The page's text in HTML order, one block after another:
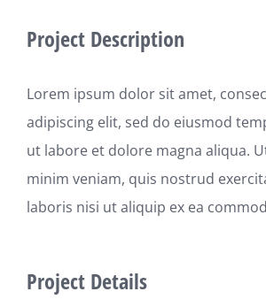
Project Description
Lorem ipsum dolor sit amet,
adipiscing elit, sed do eiusmod
ut labore et dolore magna aliqua.
minim veniam, quis nostrud
laboris nisi ut aliquip ex ea
Project Details